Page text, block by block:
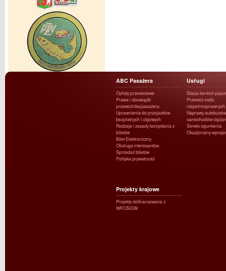
ABC Pasażera
Opłaty przewozowe
Prawa i obowiązki
przewoźnika/pasażera
Uprawnienia do przejazdów
bezpłatnych i ulgowych
Rodzaje i zasady korzystania z
biletów
Bilet Elektroniczny
Obsługa interesantów
Sprzedaż biletów
Polityka prywatności
Usługi
Stacja kontroli
Przewóz osób
niepełnosprawnych
Naprawy
samochodów
Serwis ogumienia
Okazjonalny
Projekty krajowe
Projekty dofinansowane z
WFOŚiGW